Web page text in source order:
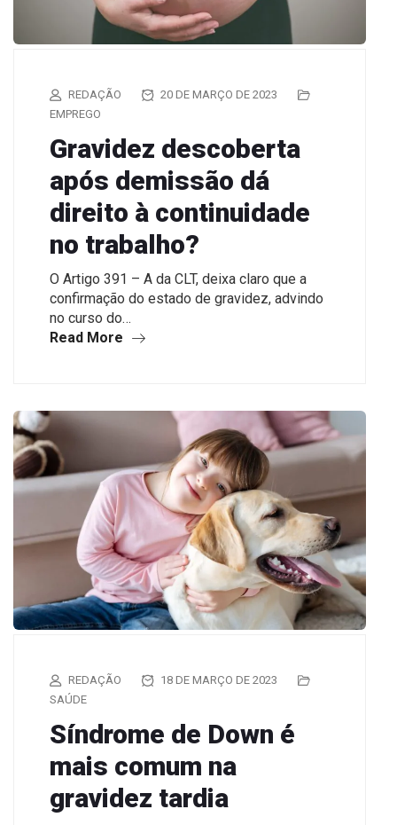
REDAÇÃO
20 DE MARÇO DE 2023
EMPREGO
Gravidez descoberta
após demissão dá
direito à continuidade
no trabalho?
O Artigo 391 – A da CLT, deixa claro que a
confirmação do estado de gravidez, advindo
no curso do…
Read More
REDAÇÃO
18 DE MARÇO DE 2023
SAÚDE
Síndrome de Down é
mais comum na
gravidez tardia